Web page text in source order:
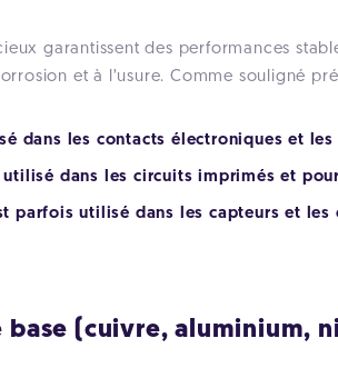
garantissent des performances
et à l’usure. Comme souligné
dans les contacts électroniques et
utilisé dans les circuits imprimés et
parfois utilisé dans les capteurs et les
base (cuivre, aluminium,